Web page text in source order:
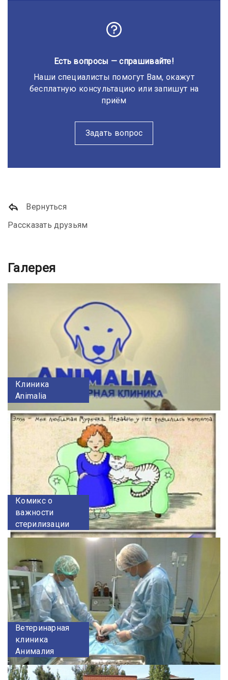
Есть вопросы — спрашивайте!
Наши специалисты помогут Вам, окажут
бесплатную консультацию или запишут на
приём
Задать вопрос
Вернуться
Рассказать друзьям
Галерея
Клиника
Animalia
Комикс о
важности
стерилизации
Ветеринарная
клиника
Анималия